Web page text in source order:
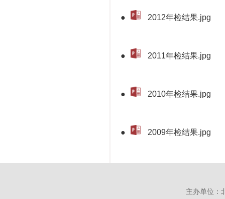
● 2012年检结果.jpg
● 2011年检结果.jpg
● 2010年检结果.jpg
● 2009年检结果.jpg
主办单位：